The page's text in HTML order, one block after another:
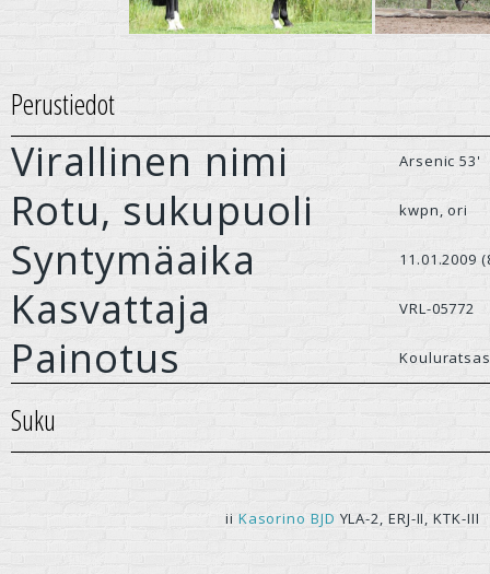
Perustiedot
Virallinen nimi Arsenic 53'
Rotu, sukupuoli kwpn, ori
Syntymäaika 11.01.2009
Kasvattaja VRL-05772
Painotus
Suku
ii Kasorino BJD YLA-2, ERJ-II, KTK-III